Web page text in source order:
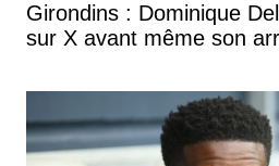
Girondins : Dominique
sur X avant même son